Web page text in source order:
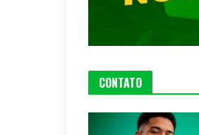
CONTATO